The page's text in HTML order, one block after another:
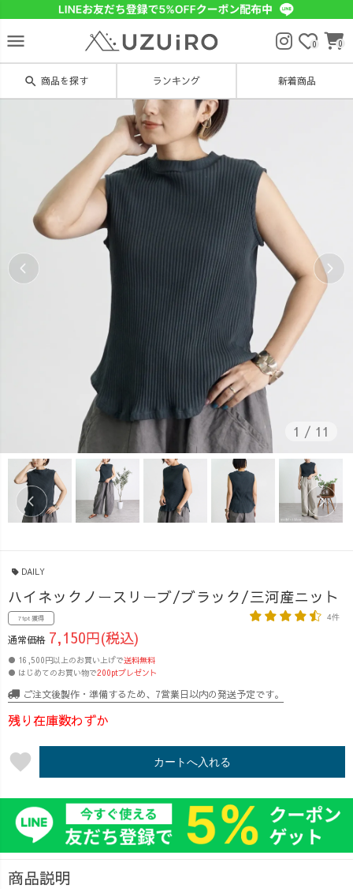
menu 0 0
search 商品を探す ランキング 新着商品
1 / 11
DAILY
ハイネックノースリーブ/ブラック/三河産ニット
71pt 獲得 4件
通常価格 7,150円(税込)
● 16,500円以上のお買い上げで送料無料
● はじめてのお買い物で200ptプレゼント
ご注文後製作・準備するため、7営業日以内の発送予定です。
残り在庫数わずか
favorite カートへ入れる
商品説明